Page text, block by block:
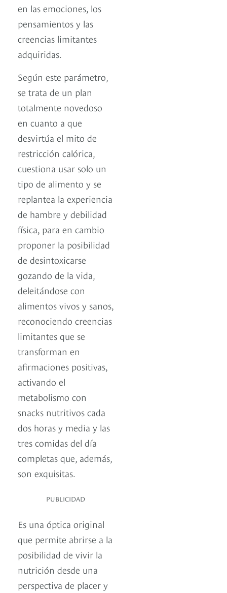
en las emociones, los
pensamientos y las
creencias limitantes
adquiridas.
Según este parámetro,
se trata de un plan
totalmente novedoso
en cuanto a que
desvirtúa el mito de
restricción calórica,
cuestiona usar solo un
tipo de alimento y se
replantea la experiencia
de hambre y debilidad
física, para en cambio
proponer la posibilidad
de desintoxicarse
gozando de la vida,
deleitándose con
alimentos vivos y sanos,
reconociendo creencias
limitantes que se
transforman en
afirmaciones positivas,
activando el
metabolismo con
snacks nutritivos cada
dos horas y media y las
tres comidas del día
completas que, además,
son exquisitas.
PUBLICIDAD
Es una óptica original
que permite abrirse a la
posibilidad de vivir la
nutrición desde una
perspectiva de placer y